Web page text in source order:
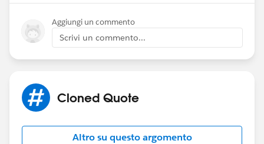
Aggiungi un commento
Scrivi un commento...
Cloned Quote
Altro su questo argomento